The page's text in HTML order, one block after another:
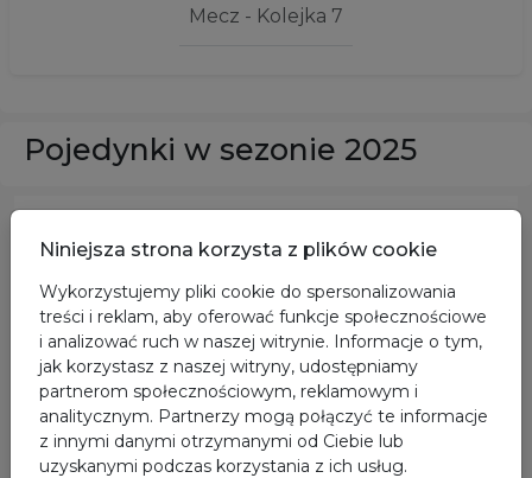
Mecz - Kolejka 7
Pojedynki w sezonie 2025
Niniejsza strona korzysta z plików cookie
Wykorzystujemy pliki cookie do spersonalizowania
treści i reklam, aby oferować funkcje społecznościowe
i analizować ruch w naszej witrynie. Informacje o tym,
jak korzystasz z naszej witryny, udostępniamy
partnerom społecznościowym, reklamowym i
analitycznym. Partnerzy mogą połączyć te informacje
z innymi danymi otrzymanymi od Ciebie lub
uzyskanymi podczas korzystania z ich usług.